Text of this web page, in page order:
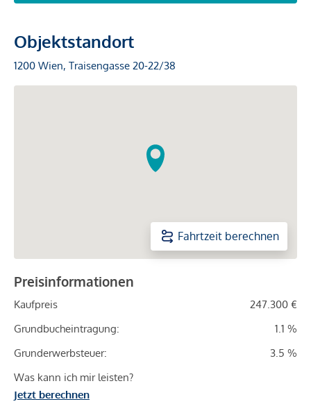
Objektstandort
1200 Wien, Traisengasse 20-22/38
Fahrtzeit berechnen
Preisinformationen
Kaufpreis
247.300 €
Grundbucheintragung:
1.1 %
Grunderwerbsteuer:
3.5 %
Was kann ich mir leisten?
Jetzt berechnen